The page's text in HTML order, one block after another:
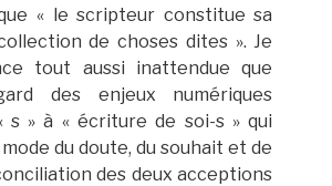
« le scripteur constitue sa
de choses dites ». Je
tout aussi inattendue que
des enjeux numériques
s » à « écriture de soi-s » qui
du doute, du souhait et de
des deux acceptions